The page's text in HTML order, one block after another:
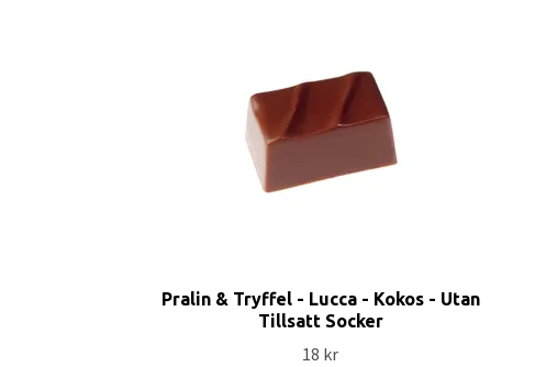
Pralin & Tryffel - Lucca - Kokos - Utan
Tillsatt Socker
18 kr